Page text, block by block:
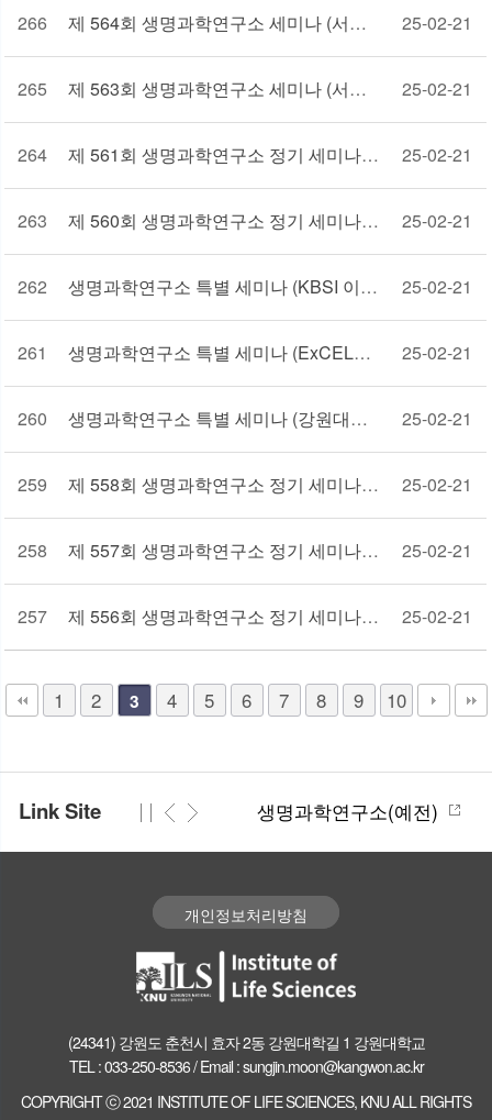
266 제 564회 생명과학연구소 세미나 (서울대학교 묵인희 교수) 25-02-21
265 제 563회 생명과학연구소 세미나 (서울대학교 류제경 교수) 25-02-21
264 제 561회 생명과학연구소 정기 세미나 (강원대학교 김석현 교수 김지은 교수) 25-02-21
263 제 560회 생명과학연구소 정기 세미나 (DGIST 최일규 교수) 25-02-21
262 생명과학연구소 특별 세미나 (KBSI 이영호 박사) 25-02-21
261 생명과학연구소 특별 세미나 (ExCELLS 송치홍박사) 25-02-21
260 생명과학연구소 특별 세미나 (강원대학교 성은수 교수) 25-02-21
259 제 558회 생명과학연구소 정기 세미나 (POSTECH 황일두 교수) 25-02-21
258 제 557회 생명과학연구소 정기 세미나 (DGIST 김진해 교수) 25-02-21
257 제 556회 생명과학연구소 정기 세미나 (강원대학교 장현기 교수) 25-02-21
1 2 3 4 5 6 7 8 9 10
Link Site 생명과학연구소(예전)
개인정보처리방침
(24341) 강원도 춘천시 효자 2동 강원대학길 1 강원대학교
TEL : 033-250-8536 / Email : sungjin.moon@kangwon.ac.kr
COPYRIGHT ⓒ 2021 INSTITUTE OF LIFE SCIENCES, KNU ALL RIGHTS